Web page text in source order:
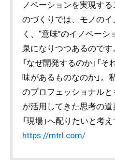
ノベーションを実現す
のづくりでは、モノの
く、“意味”のイノベー
泉になりつつあるのです
「なぜ開発するのか」「
味があるものなのか」。
のプロフェッショナル
が活用してきた思考の
「現場」へ配りたいと考え
https://mtrl.com/